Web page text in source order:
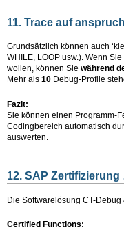
11. Trace auf
Grundsätzlich können auch
WHILE, LOOP usw.). Wenn
wollen, können Sie während
Mehr als 10 Debug-Profile
Fazit:
Sie können einen Programm-
Codingbereich automatisch
auswerten.
12. SAP
Die Softwarelösung CT-
Certified Functions: